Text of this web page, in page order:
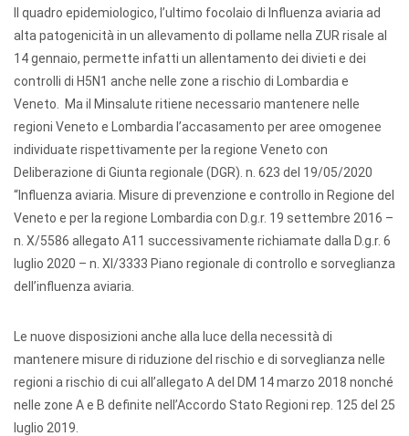
Il quadro epidemiologico, l’ultimo focolaio di Influenza aviaria ad
alta patogenicità in un allevamento di pollame nella ZUR risale al
14 gennaio, permette infatti un allentamento dei divieti e dei
controlli di H5N1 anche nelle zone a rischio di Lombardia e
Veneto. Ma il Minsalute ritiene necessario mantenere nelle
regioni Veneto e Lombardia l’accasamento per aree omogenee
individuate rispettivamente per la regione Veneto con
Deliberazione di Giunta regionale (DGR). n. 623 del 19/05/2020
“Influenza aviaria. Misure di prevenzione e controllo in Regione del
Veneto e per la regione Lombardia con D.g.r. 19 settembre 2016 –
n. X/5586 allegato A11 successivamente richiamate dalla D.g.r. 6
luglio 2020 – n. XI/3333 Piano regionale di controllo e sorveglianza
dell’influenza aviaria.
Le nuove disposizioni anche alla luce della necessità di
mantenere misure di riduzione del rischio e di sorveglianza nelle
regioni a rischio di cui all’allegato A del DM 14 marzo 2018 nonché
nelle zone A e B definite nell’Accordo Stato Regioni rep. 125 del 25
luglio 2019.